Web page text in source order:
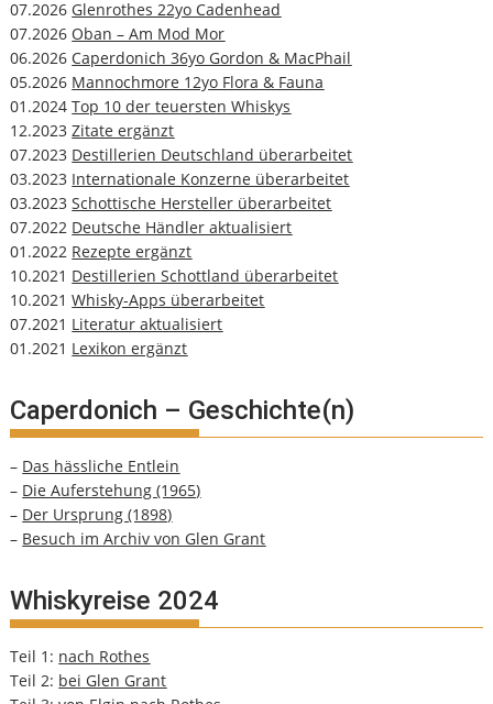
07.2026 Glenrothes 22yo Cadenhead
07.2026 Oban – Am Mod Mor
06.2026 Caperdonich 36yo Gordon & MacPhail
05.2026 Mannochmore 12yo Flora & Fauna
01.2024Top 10 der teuersten Whiskys
12.2023Zitate ergänzt
07.2023 Destillerien Deutschland überarbeitet
03.2023 Internationale Konzerne überarbeitet
03.2023Schottische Hersteller überarbeitet
07.2022 Deutsche Händler aktualisiert
01.2022 Rezepte ergänzt
10.2021 Destillerien Schottland überarbeitet
10.2021Whisky-Apps überarbeitet
07.2021 Literatur aktualisiert
01.2021 Lexikon ergänzt
Caperdonich – Geschichte(n)
– Das hässliche Entlein
– Die Auferstehung (1965)
– Der Ursprung (1898)
– Besuch im Archiv von Glen Grant
Whiskyreise 2024
Teil 1: nach Rothes
Teil 2: bei Glen Grant